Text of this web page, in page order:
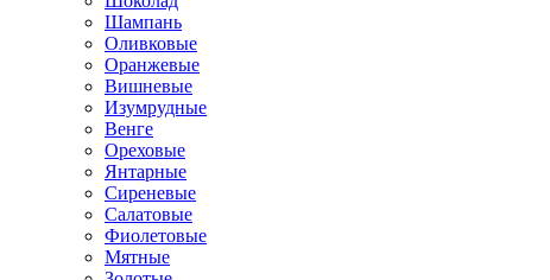
Шампань
Оливковые
Оранжевые
Вишневые
Изумрудные
Венге
Ореховые
Янтарные
Сиреневые
Салатовые
Фиолетовые
Мятные